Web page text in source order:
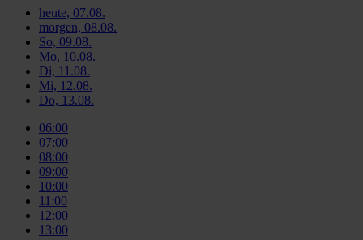
heute, 07.08.
morgen, 08.08.
So, 09.08.
Mo, 10.08.
Di, 11.08.
Mi, 12.08.
Do, 13.08.
06:00
07:00
08:00
09:00
10:00
11:00
12:00
13:00